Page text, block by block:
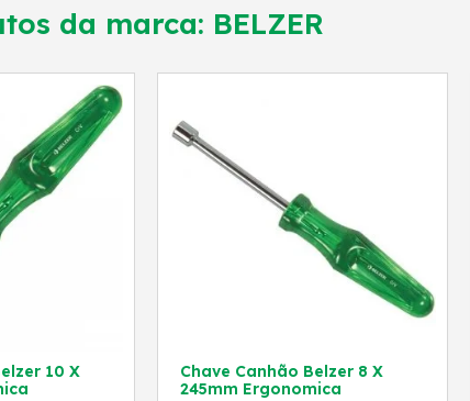
da marca: BELZER
10 X
Chave Canhão Belzer 8 X
245mm Ergonomica